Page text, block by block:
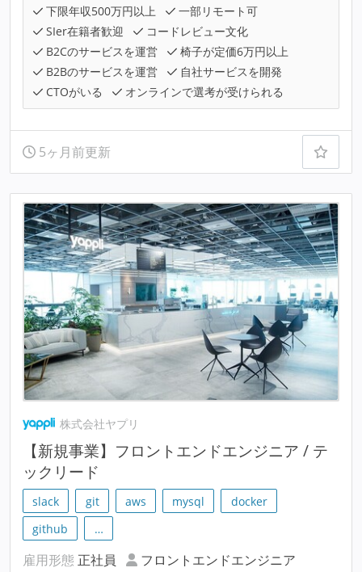
下限年収500万円以上
一部リモート可
SIer在籍者歓迎
コードレビュー文化
B2Cのサービスを運営
椅子が定価6万円以上
B2Bのサービスを運営
自社サービスを開発
CTOがいる
オンラインで選考が受けられる
5ヶ月前更新
株式会社ヤプリ
【新規事業】フロントエンドエンジニア / テ
ックリード
slack git aws mysql
docker
github
…
雇用形態 正社員
フロントエンドエンジニア